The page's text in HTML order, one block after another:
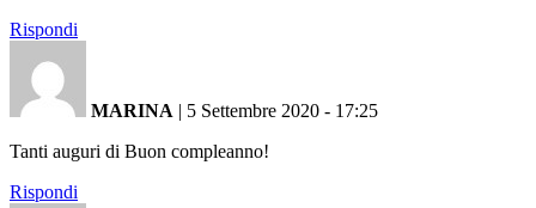
Rispondi
MARINA | 5 Settembre 2020 - 17:25
Tanti auguri di Buon compleanno!
Rispondi